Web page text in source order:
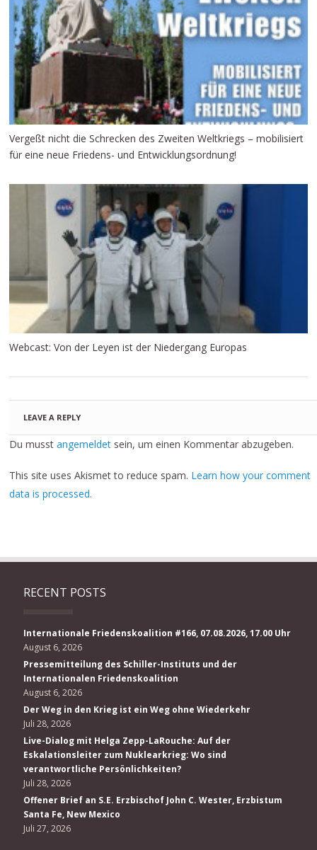
Vergeßt nicht die Schrecken des Zweiten Weltkriegs – mobilisiert
für eine neue Friedens- und Entwicklungsordnung!
Webcast: Von der Leyen ist der Niedergang Europas
LEAVE A REPLY
Du musstangemeldet sein, um einen Kommentar abzugeben.
This site uses Akismet to reduce spam. Learn how your comment
data is processed.
RECENT POSTS
Internationale Friedenskoalition #166, 07.08.2026, 17.00 Uhr
August 6, 2026
Pressemitteilung des Schiller-Instituts und der
Internationalen Friedenskoalition
August 6, 2026
Der Weg in den Krieg ist ein Weg ohne Wiederkehr
Juli 28, 2026
Live-Dialog mit Helga Zepp-LaRouche: Auf der
Eskalationsleiter zum Nuklearkrieg: Wo sind
verantwortliche Persönlichkeiten?
Juli 28, 2026
Offener Brief an S.E. Erzbischof John C. Wester, Erzbistum
Santa Fe, New Mexico
Juli 27, 2026